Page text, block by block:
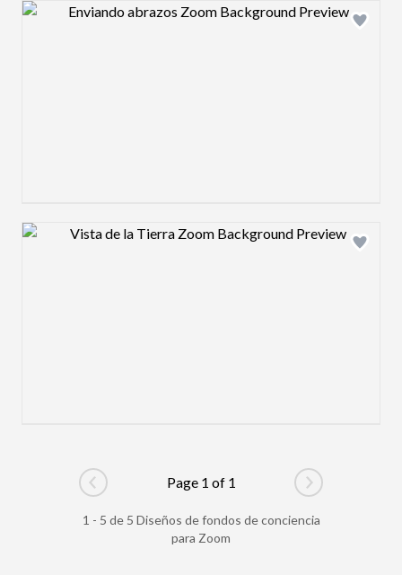
Design preview image
Design preview image
Go to previous page
Page 1 of 1
Go to next
1 - 5 de 5 Diseños de fondos de conciencia
para Zoom